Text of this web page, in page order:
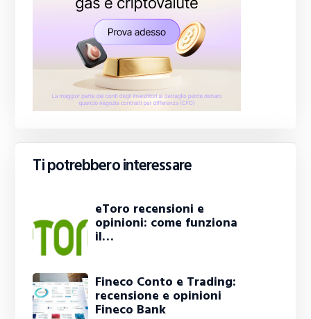
Ti potrebbero interessare
eToro recensioni e
opinioni: come funziona
il…
Fineco Conto e Trading:
recensione e opinioni
Fineco Bank